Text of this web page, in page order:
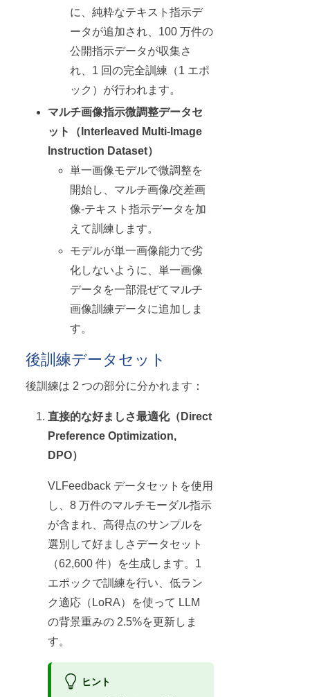
に、純粋なテキスト指示デ
ータが追加され、100 万件の
公開指示データが収集さ
れ、1 回の完全訓練（1 エポ
ック）が行われます。
マルチ画像指示微調整データセ
ット（Interleaved Multi-Image
Instruction Dataset）
単一画像モデルで微調整を
開始し、マルチ画像/交差画
像-テキスト指示データを加
えて訓練します。
モデルが単一画像能力で劣
化しないように、単一画像
データを一部混ぜてマルチ
画像訓練データに追加しま
す。
後訓練データセット
後訓練は 2 つの部分に分かれます：
直接的な好ましさ最適化（Direct
Preference Optimization,
DPO）
VLFeedback データセットを使用
し、8 万件のマルチモーダル指示
が含まれ、高得点のサンプルを
選別して好ましさデータセット
（62,600 件）を生成します。1
エポックで訓練を行い、低ラン
ク適応（LoRA）を使って LLM
の背景重みの 2.5%を更新しま
す。
ヒント